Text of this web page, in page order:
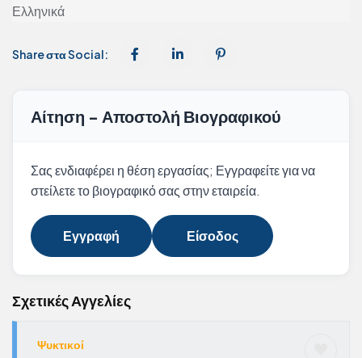
Ελληνικά
Share στα Social:
Αίτηση - Αποστολή Βιογραφικού
Σας ενδιαφέρει η θέση εργασίας; Εγγραφείτε για να
στείλετε το βιογραφικό σας στην εταιρεία.
Εγγραφή Είσοδος
Σχετικές Αγγελίες
Ψυκτικοί